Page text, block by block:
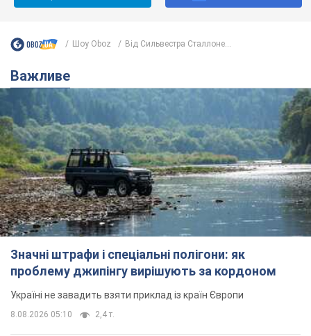
Шоу Oboz Від Сильвестра Сталлоне...
Важливе
Значні штрафи і спеціальні полігони: як
проблему джипінгу вирішують за кордоном
Україні не завадить взяти приклад із країн Європи
8.08.2026 05:10 2,4 т.